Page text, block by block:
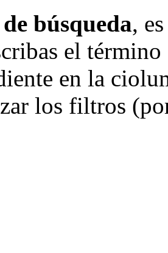
búsqueda,
el
en la
los filtros